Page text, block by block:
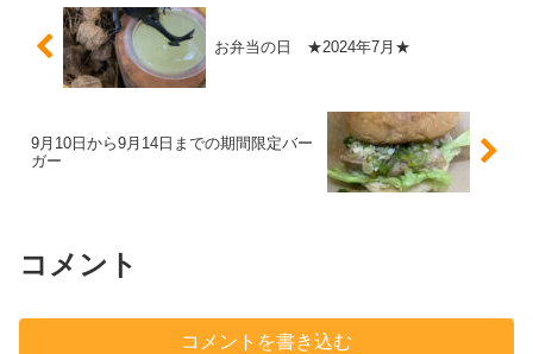
お弁当の日 ★2024年7月★
9月10日から9月14日までの期間限定バー
ガー
コメント
コメントを書き込む